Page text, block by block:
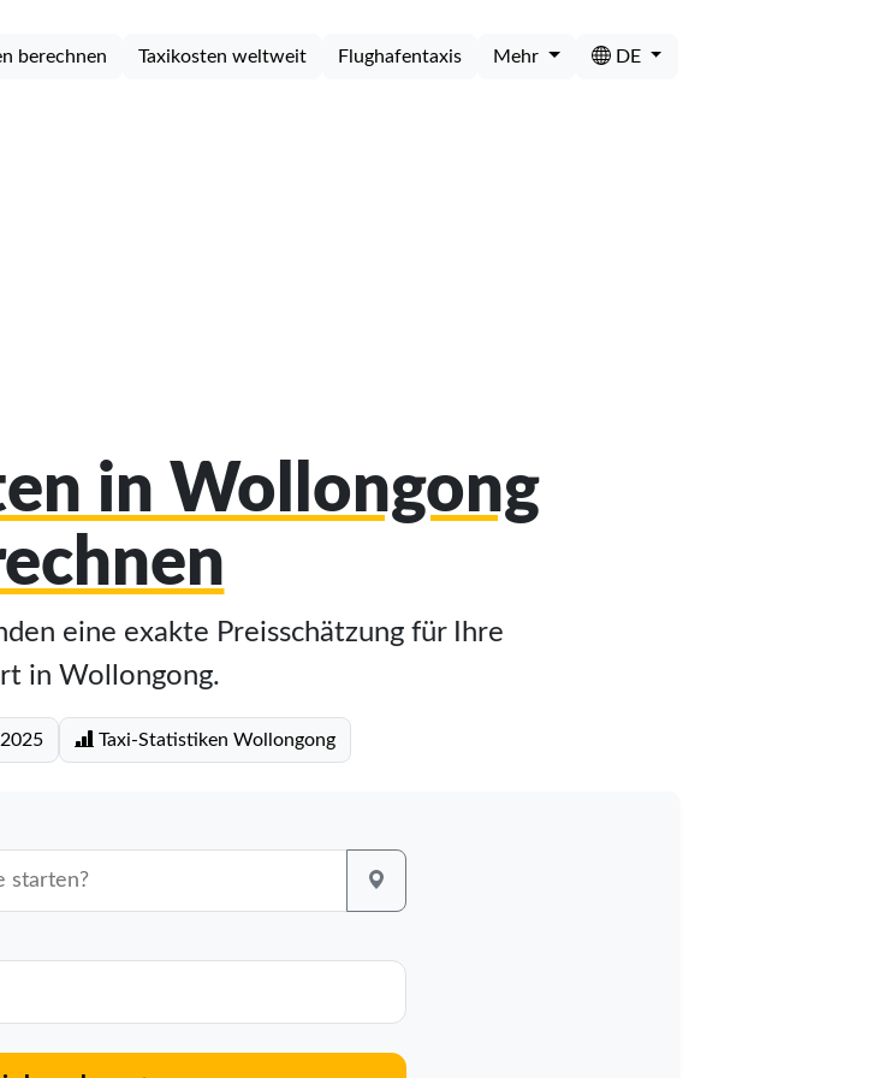
berechnen Taxikosten weltweit Flughafentaxis Mehr DE
in Wollongong
eine exakte Preisschätzung für Ihre
in Wollongong.
Taxi-Statistiken Wollongong